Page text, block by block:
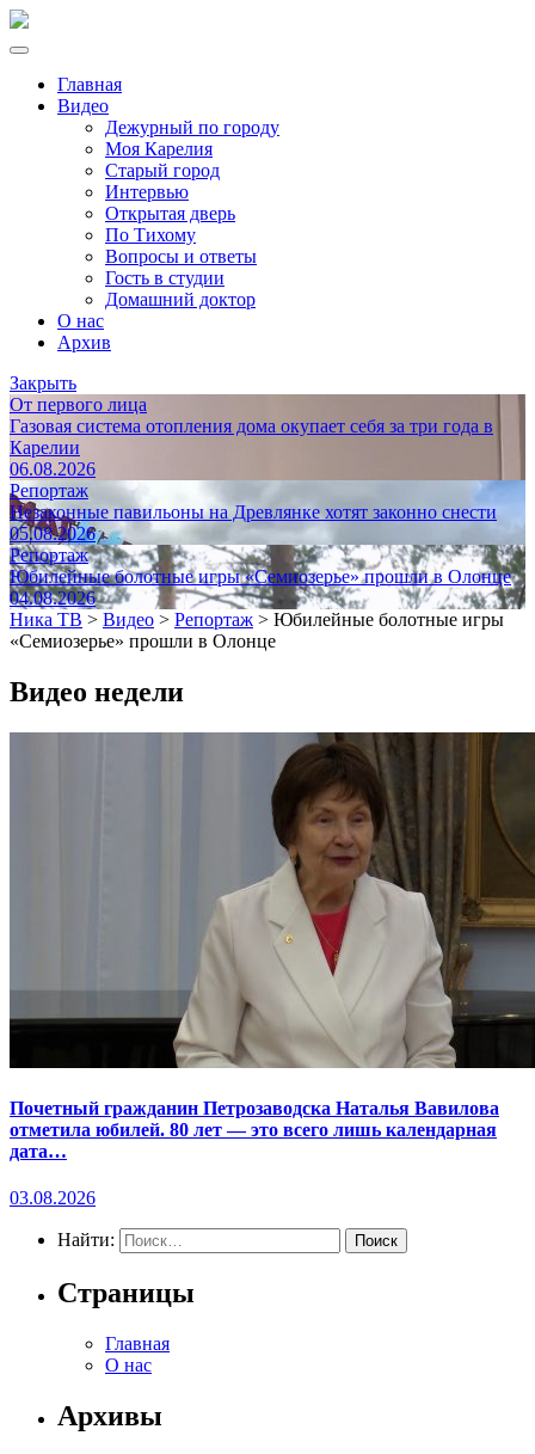
Главная
Видео
Дежурный по городу
Моя Карелия
Старый город
Интервью
Открытая дверь
По Тихому
Вопросы и ответы
Гость в студии
Домашний доктор
О нас
Архив
Закрыть
От первого лица
Газовая система отопления дома окупает себя за три года в
Карелии
06.08.2026
Репортаж
Незаконные павильоны на Древлянке хотят законно снести
05.08.2026
Репортаж
Юбилейные болотные игры «Семиозерье» прошли в Олонце
04.08.2026
Ника ТВ > Видео > Репортаж > Юбилейные болотные игры
«Семиозерье» прошли в Олонце
Видео недели
Почетный гражданин Петрозаводска Наталья Вавилова
отметила юбилей. 80 лет — это всего лишь календарная
дата…
03.08.2026
Найти:
Страницы
Главная
О нас
Архивы